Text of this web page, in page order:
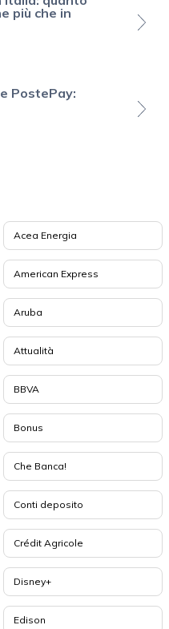
più che in
PostePay:
Acea Energia
American Express
Aruba
Attualità
BBVA
Bonus
Che Banca!
Conti deposito
Crédit Agricole
Disney+
Edison